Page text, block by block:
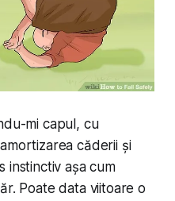
mi capul, cu
căderii și
instinctiv așa cum
Poate data viitoare o